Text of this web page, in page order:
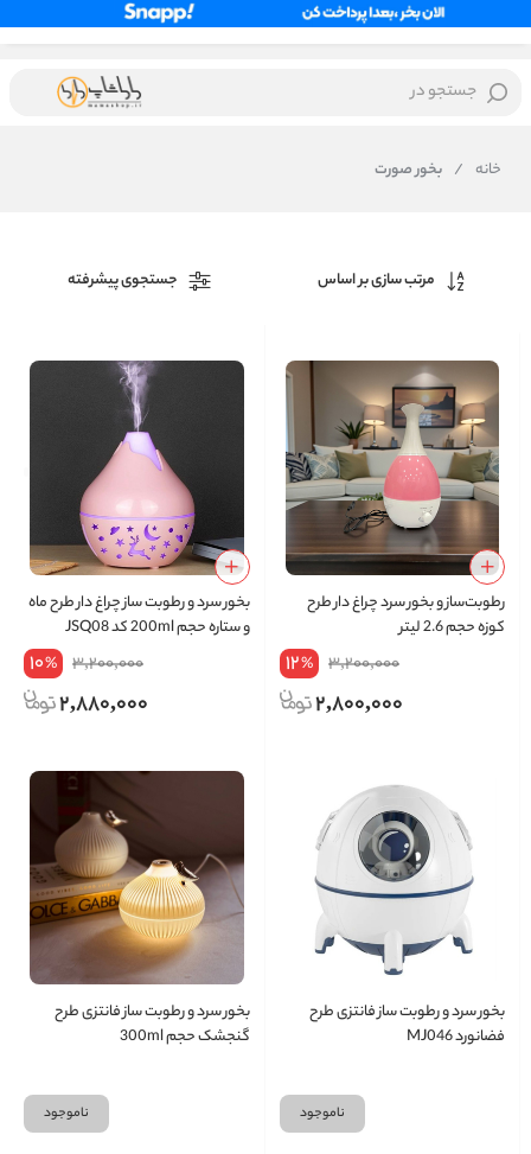
جستجو در
خانه / بخور صورت
مرتب سازی بر اساس جستجوی پیشرفته
رطوبت‌ساز و بخور سرد چراغ دار طرح
کوزه حجم 2.6 لیتر
3,200,000
12%
2,800,000
بخور سرد و رطوبت ساز چراغ دار طرح ماه
و ستاره حجم 200ml کد JSQ08
3,200,000
10%
2,880,000
بخور سرد و رطوبت ساز فانتزی طرح
فضانورد MJ046
ناموجود
بخور سرد و رطوبت ساز فانتزی طرح
گنجشک حجم 300ml
ناموجود